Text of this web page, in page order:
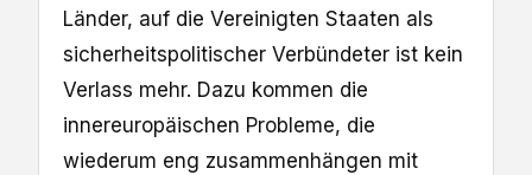
Länder, auf die Vereinigten Staaten als
sicherheitspolitischer Verbündeter ist kein
Verlass mehr. Dazu kommen die
innereuropäischen Probleme, die
wiederum eng zusammenhängen mit